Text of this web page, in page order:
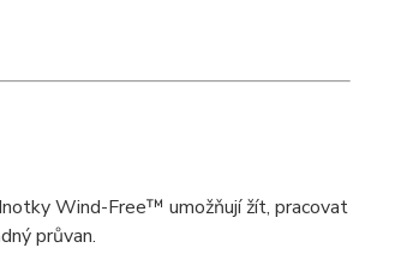
Wind-Free™ umožňují žít, pracovat
průvan.